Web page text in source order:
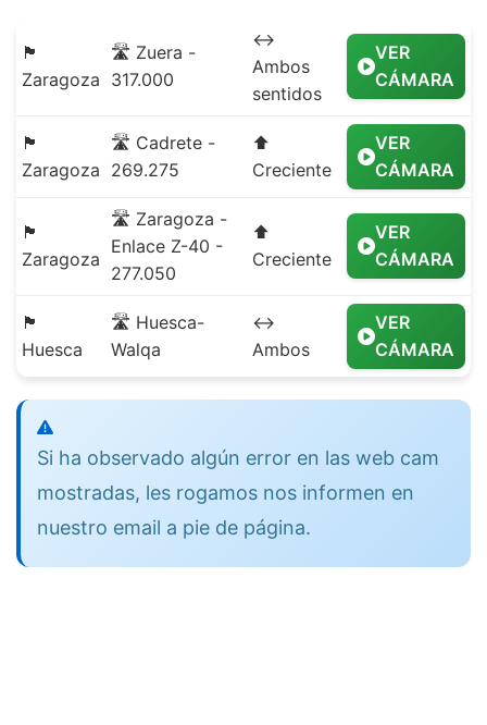
🏴
Zaragoza
🛣️ Zuera -
317.000
↔️
Ambos
sentidos
VER
CÁMARA
🏴
Zaragoza
🛣️ Cadrete -
269.275
⬆️
Creciente
VER
CÁMARA
🏴
Zaragoza
🛣️ Zaragoza -
Enlace Z-40 -
277.050
⬆️
Creciente
VER
CÁMARA
🏴
Huesca
🛣️ Huesca-
Walqa
↔️
Ambos
VER
CÁMARA
Si ha observado algún error en las web cam
mostradas, les rogamos nos informen en
nuestro email a pie de página.